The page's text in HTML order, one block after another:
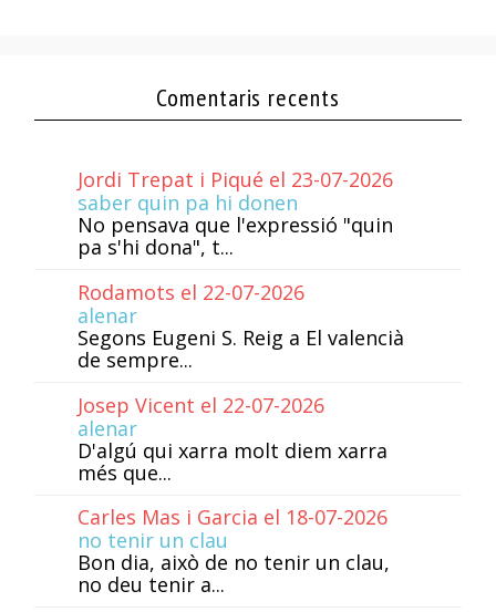
Comentaris recents
Jordi Trepat i Piqué el 23-07-2026
saber quin pa hi donen
No pensava que l'expressió "quin
pa s'hi dona", t...
Rodamots el 22-07-2026
alenar
Segons Eugeni S. Reig a El valencià
de sempre...
Josep Vicent el 22-07-2026
alenar
D'algú qui xarra molt diem xarra
més que...
Carles Mas i Garcia el 18-07-2026
no tenir un clau
Bon dia, això de no tenir un clau,
no deu tenir a...